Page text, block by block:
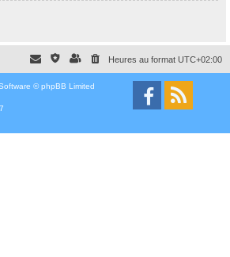
Heures au format UTC+02:00
© phpBB Limited